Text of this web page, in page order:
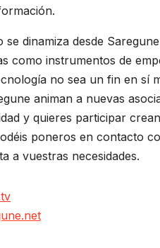
se dinamiza desde
como instrumentos de
no sea un fin en sí
animan a nuevas
y quieres participar
poneros en contacto
a vuestras necesidades.